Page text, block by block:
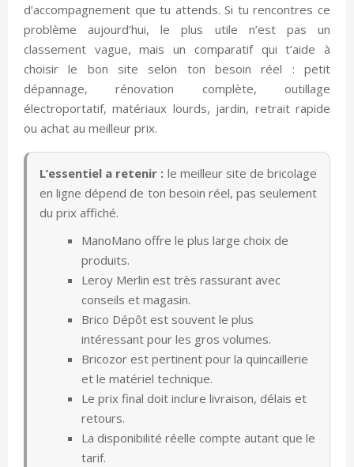
d’accompagnement que tu attends. Si tu rencontres ce
problème aujourd’hui, le plus utile n’est pas un
classement vague, mais un comparatif qui t’aide à
choisir le bon site selon ton besoin réel : petit
dépannage, rénovation complète, outillage
électroportatif, matériaux lourds, jardin, retrait rapide
ou achat au meilleur prix.
L’essentiel a retenir : le meilleur site de bricolage
en ligne dépend de ton besoin réel, pas seulement
du prix affiché.
ManoMano offre le plus large choix de
produits.
Leroy Merlin est très rassurant avec
conseils et magasin.
Brico Dépôt est souvent le plus
intéressant pour les gros volumes.
Bricozor est pertinent pour la quincaillerie
et le matériel technique.
Le prix final doit inclure livraison, délais et
retours.
La disponibilité réelle compte autant que le
tarif.